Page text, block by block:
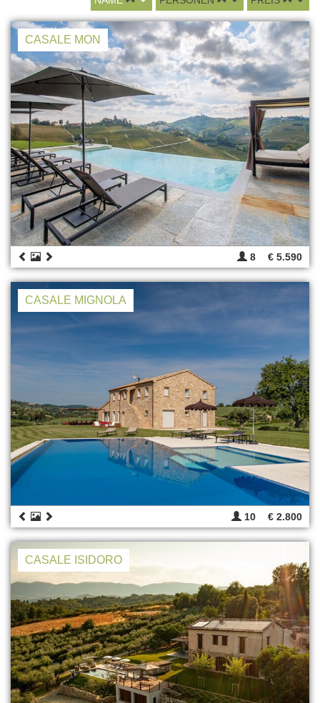
CASALE MON
8 € 5.590
CASALE MIGNOLA
10 € 2.800
CASALE ISIDORO